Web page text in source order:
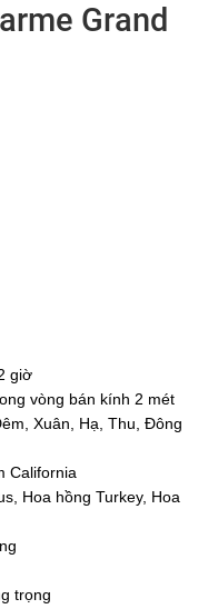
Grand
giờ
vòng bán kính 2 mét
Xuân, Hạ, Thu, Đông
California
Hoa hồng Turkey, Hoa
trọng